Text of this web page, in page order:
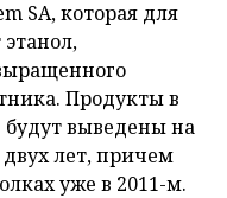
SA, которая для
этанол,
Продукты в
будут выведены на
лет, причем
уже в 2011-м.